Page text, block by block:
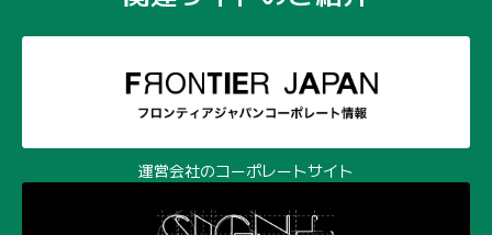
運営会社のコーポレートサイト